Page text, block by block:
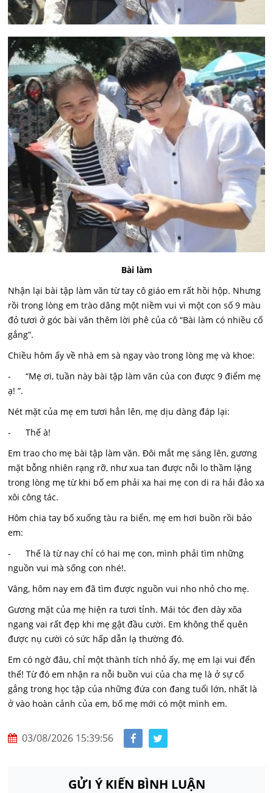
Bài làm
Nhận lại bài tập làm văn từ tay cô giáo em rất hồi hộp. Nhưng
rồi trong lòng em trào dâng một niềm vui vì một con số 9 màu
đỏ tươi ở góc bài văn thêm lời phê của cô “Bài làm có nhiều cố
gắng”.
Chiều hôm ấy về nhà em sà ngay vào trong lòng mẹ và khoe:
- “Mẹ ơi, tuần này bài tập làm văn của con được 9 điểm mẹ
ạ! ”.
Nét mặt của mẹ em tươi hẳn lên, mẹ dịu dàng đáp lại:
- Thế à!
Em trao cho mẹ bài tập làm văn. Đôi mắt mẹ sáng lên, gương
mặt bỗng nhiên rạng rỡ, như xua tan được nỗi lo thầm lặng
trong lòng mẹ từ khi bố em phải xa hai mẹ con di ra hải đảo xa
xôi công tác.
Hôm chia tay bố xuống tàu ra biển, mẹ em hơi buồn rồi bảo
em:
- Thế là từ nay chỉ có hai mẹ con, mình phải tìm những
nguồn vui mà sống con nhé!.
Vâng, hôm nay em đã tìm được nguồn vui nho nhỏ cho mẹ.
Gương mặt của mẹ hiện ra tươi tỉnh. Mái tóc đen dày xõa
ngang vai rất đẹp khi mẹ gật đầu cười. Em không thể quên
được nụ cười có sức hấp dẫn lạ thường đó.
Em có ngờ đâu, chỉ một thành tích nhỏ ấy, mẹ em lại vui đến
thế! Từ đó em nhận ra nỗi buồn vui của cha mẹ là ở sự cố
gắng trong học tập của những đứa con đang tuổi lớn, nhất là
ở vào hoàn cảnh của em, bố mẹ mới có một mình em.
03/08/2026 15:39:56
GỬI Ý KIẾN BÌNH LUẬN